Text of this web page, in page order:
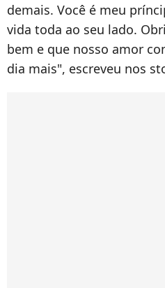
demais. Você é meu
vida toda ao seu lado.
bem e que nosso amor
dia mais", escreveu nos